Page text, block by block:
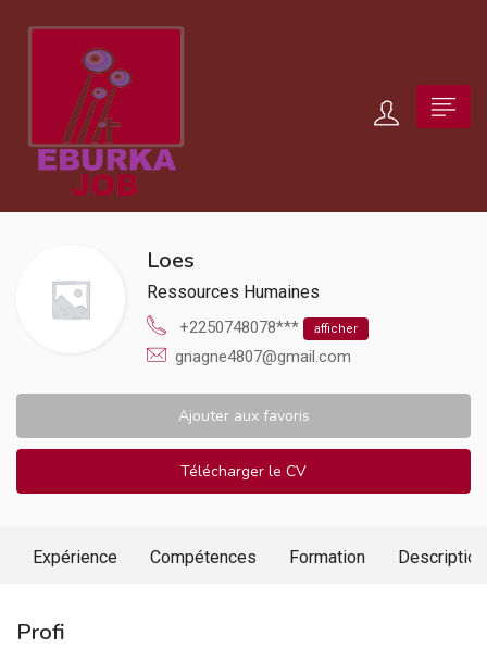
Loes
Ressources Humaines
+2250748078*** afficher
gnagne4807@gmail.com
Ajouter aux favoris
Télécharger le CV
Expérience Compétences Formation Description
Profi